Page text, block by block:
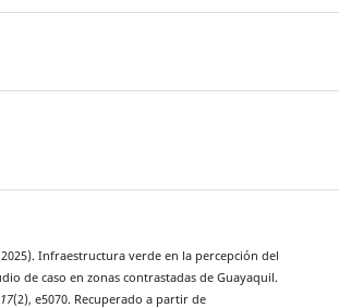
Infraestructura verde en la percepción del
de caso en zonas contrastadas de Guayaquil.
17(2), e5070. Recuperado a partir de